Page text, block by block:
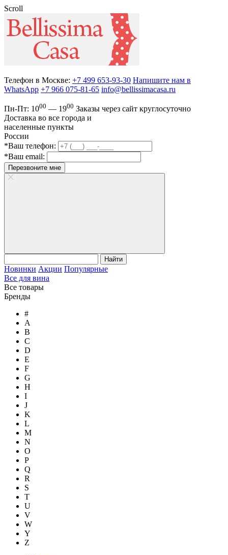
Scroll
Телефон в Москве: +7 499 653-93-30 Напишите нам в
WhatsApp +7 966 075-81-65 info@bellissimacasa.ru
Пн-Пт: 1000 — 1900 Заказы через сайт круглосуточно
Доставка во все города и
населенные пункты
России
*Ваш телефон:
*Ваш email:
Перезвоните мне
Найти
Новинки Акции Популярные
Все для вина
Все товары
Бренды
#
A
B
C
D
E
F
G
H
I
J
K
L
M
N
O
P
Q
R
S
T
U
V
W
Y
Z